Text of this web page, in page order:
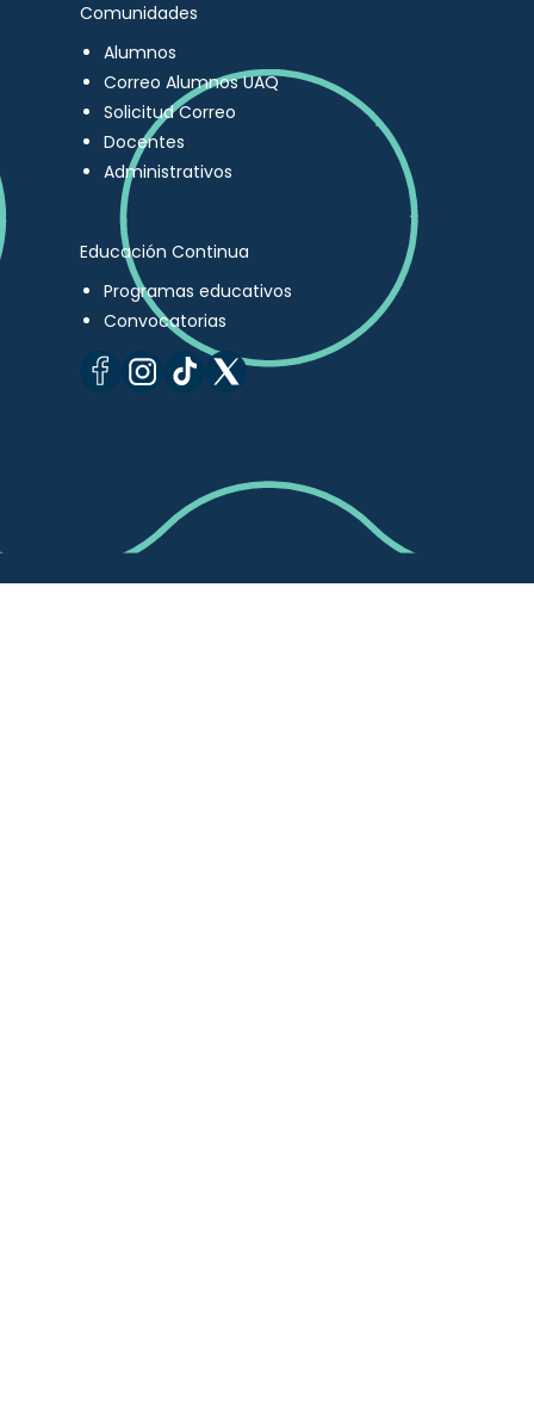
Comunidades
Alumnos
Correo Alumnos UAQ
Solicitud Correo
Docentes
Administrativos
Educación Continua
Programas educativos
Convocatorias